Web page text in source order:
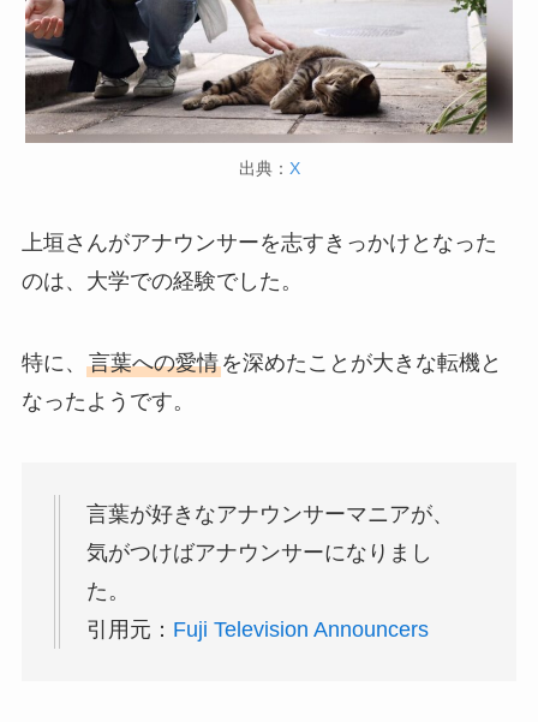
出典： X
上垣さんがアナウンサーを志すきっかけとなった
のは、大学での経験でした。
特に、 言葉への愛情を深めたことが大きな転機と
なったようです。
言葉が好きなアナウンサーマニアが、
気がつけばアナウンサーになりまし
た。
引用元： Fuji Television Announcers